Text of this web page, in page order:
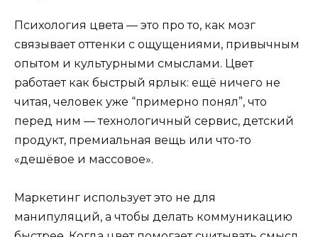
Психология цвета — это про то, как мозг
связывает оттенки с ощущениями, привычным
опытом и культурными смыслами. Цвет
работает как быстрый ярлык: ещё ничего не
читая, человек уже “примерно понял”, что
перед ним — технологичный сервис, детский
продукт, премиальная вещь или что-то
«дешёвое и массовое».
Маркетинг использует это не для
манипуляций, а чтобы делать коммуникацию